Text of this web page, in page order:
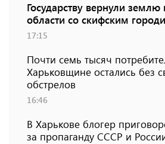
Государству вернули землю
области со скифским
17:15
Почти семь тысяч
Харьковщине остались без
обстрелов
16:46
В Харькове блогер
за пропаганду СССР и